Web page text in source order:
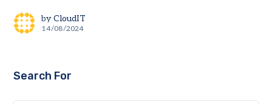
by CloudIT
14/08/2024
Search For